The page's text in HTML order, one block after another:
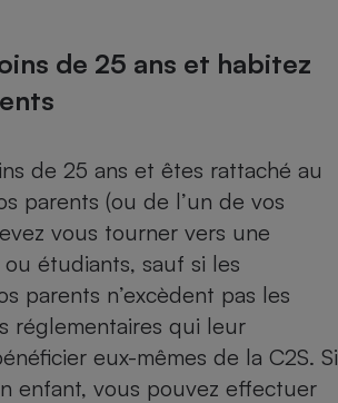
de 25 ans et habitez
de 25 ans et êtes rattaché au
parents (ou de l’un de vos
vous tourner vers une
étudiants, sauf si les
parents n’excèdent pas les
réglementaires qui leur
eux-mêmes de la C2S. Si
enfant, vous pouvez effectuer